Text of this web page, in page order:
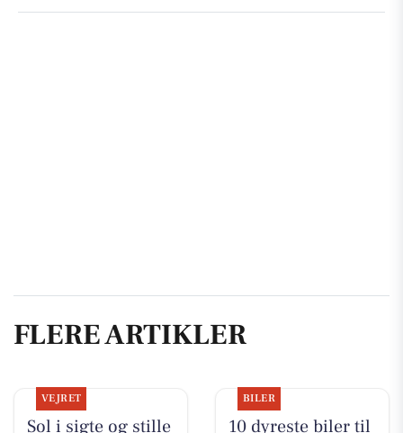
FLERE ARTIKLER
VEJRET
Sol i sigte og stille
BILER
10 dyreste biler til